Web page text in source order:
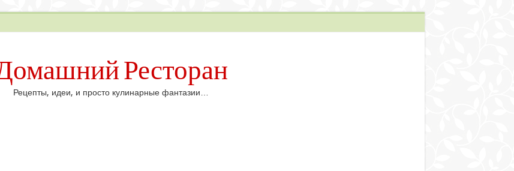
Ресторан
Рецепты, идеи, и просто кулинарные фантазии…